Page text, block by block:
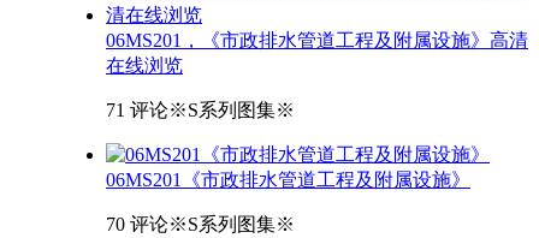
06MS201，《市政排水管道工程及附属设施》高清
在线浏览
71 评论※S系列图集※
06MS201《市政排水管道工程及附属设施》
70 评论※S系列图集※